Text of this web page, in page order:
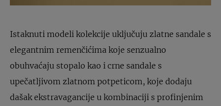
Istaknuti modeli kolekcije uključuju zlatne sandale s
elegantnim remenčićima koje senzualno
obuhvaćaju stopalo kao i crne sandale s
upečatljivom zlatnom potpeticom, koje dodaju
dašak ekstravagancije u kombinaciji s profinjenim